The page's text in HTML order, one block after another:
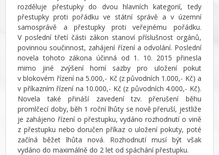
rozděluje přestupky do dvou hlavních kategorií, tedy
přestupky proti pořádku ve státní správě a v územní
samosprávě a přestupky proti veřejnému pořádku.
V poslední třetí části zákon stanoví příslušnost orgánů,
povinnou součinnost, zahájení řízení a odvolání. Poslední
novela tohoto zákona účinná od 1. 10. 2015 přinesla
mimo jiné zvýšení horní sazby pro uložení pokut
v blokovém řízení na 5.000,- Kč (z původních 1.000,- Kč) a
v příkazním řízení na 10.000,- Kč (z původních 4.000,- Kč).
Novela také přináší zavedení tzv. přerušení běhu
promlčecí doby, běh 1 roční lhůty se nově přeruší, jestliže
je zahájeno řízení o přestupku, vydáno rozhodnutí o vině
z přestupku nebo doručen příkaz o uložení pokuty, poté
začíná běžet lhůta nová. Rozhodnutí musí být však
vydáno do maximálně do 2 let od spáchání přestupku.